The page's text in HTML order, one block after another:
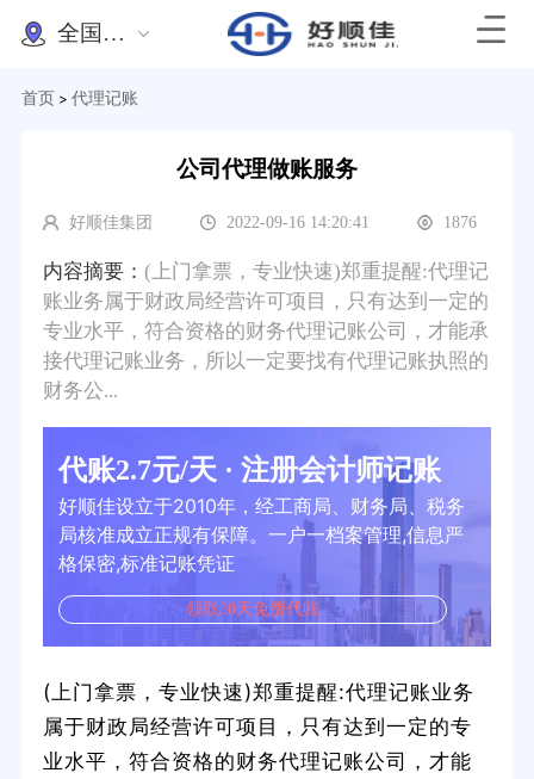
全国办理
首页 > 代理记账
公司代理做账服务
好顺佳集团 2022-09-16 14:20:41 1876
内容摘要： (上门拿票，专业快速)郑重提醒:代理记
账业务属于财政局经营许可项目，只有达到一定的
专业水平，符合资格的财务代理记账公司，才能承
接代理记账业务，所以一定要找有代理记账执照的
财务公...
代账2.7元/天 · 注册会计师记账
好顺佳设立于2010年，经工商局、财务局、税务
局核准成立正规有保障。一户一档案管理,信息严
格保密,标准记账凭证
领取30天免费代账
(上门拿票，专业快速)郑重提醒:代理记账业务
属于财政局经营许可项目，只有达到一定的专
业水平，符合资格的财务代理记账公司，才能